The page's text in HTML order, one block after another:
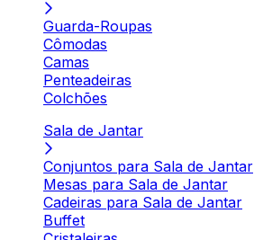
Guarda-Roupas
Cômodas
Camas
Penteadeiras
Colchões
Sala de Jantar
Conjuntos para Sala de Jantar
Mesas para Sala de Jantar
Cadeiras para Sala de Jantar
Buffet